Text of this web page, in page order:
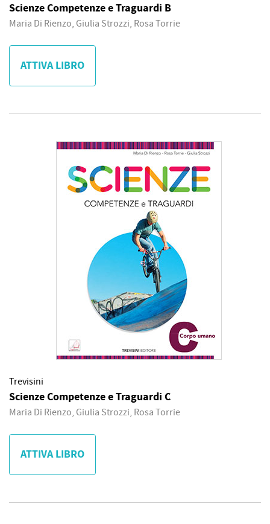
Scienze Competenze e Traguardi B
Maria Di Rienzo, Giulia Strozzi, Rosa Torrie
ATTIVA LIBRO
Trevisini
Scienze Competenze e Traguardi C
Maria Di Rienzo, Giulia Strozzi, Rosa Torrie
ATTIVA LIBRO